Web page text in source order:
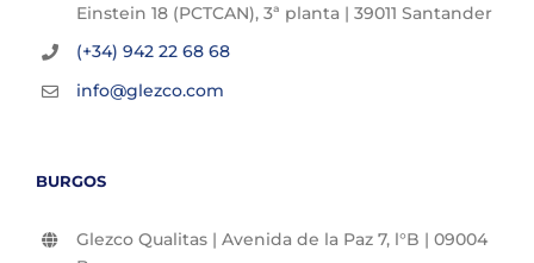
Einstein 18 (PCTCAN), 3ª planta | 39011 Santander
(+34) 942 22 68 68
info@glezco.com
BURGOS
Glezco Qualitas | Avenida de la Paz 7, l°B | 09004